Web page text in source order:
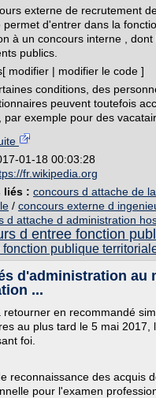
externe de recrutement
permet d'entrer dans la
à un concours interne ,
publics.
modifier | modifier le code ]
conditions, des
peuvent toutefois
par exemple pour des
01-18 00:03:28
fr.wikipedia.org
liés : concours d attache de
/ concours externe d
d attache d administration
d entree fonction
fonction publique
d'administration au
...
retourner en recommandé
au plus tard le 5 mai 2017,
foi.
reconnaissance des acquis
pour l'examen